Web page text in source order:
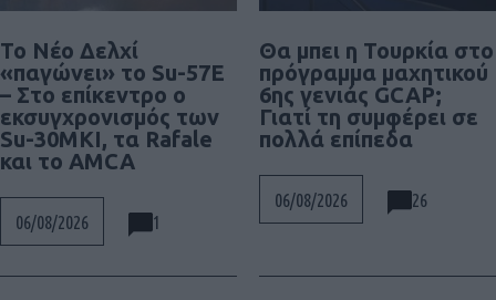
Το Νέο Δελχί
«παγώνει» το Su-57E
– Στο επίκεντρο ο
εκσυγχρονισμός των
Su-30MKI, τα Rafale
και το AMCA
06/08/2026 1
Θα μπει η Τουρκία στο
πρόγραμμα μαχητικού
6ης γενιάς GCAP;
Γιατί τη συμφέρει σε
πολλά επίπεδα
06/08/2026 26